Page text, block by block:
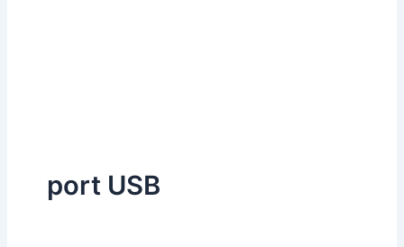
port USB